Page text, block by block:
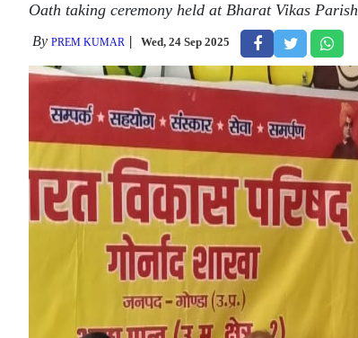
Oath taking ceremony held at Bharat Vikas
By PREM KUMAR Wed, 24 Sep 2025